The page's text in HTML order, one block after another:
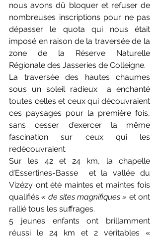
nous avons dû bloquer et refuser de
nombreuses inscriptions pour ne pas
dépasser le quota qui nous était
imposé en raison de la traversée de la
zone de la Réserve Naturelle
Régionale des Jasseries de Colleigne.
La traversée des hautes chaumes
sous un soleil radieux  a enchanté
toutes celles et ceux qui découvraient
ces paysages pour la première fois,
sans cesser d’exercer la même
fascination sur ceux qui les
redécouvraient.
Sur les 42 et 24 km, la chapelle
d’Essertines-Basse  et la vallée du
Vizézy ont été maintes et maintes fois
qualifiés « de sites magnifiques » et ont
rallié tous les suffrages.
5 jeunes enfants ont brillamment
réussi le 24 km et 2 véritables «